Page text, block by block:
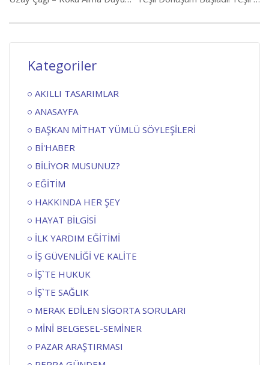
Kategoriler
AKILLI TASARIMLAR
ANASAYFA
BAŞKAN MİTHAT YÜMLÜ SÖYLEŞİLERİ
Bİ'HABER
BİLİYOR MUSUNUZ?
EĞİTİM
HAKKINDA HER ŞEY
HAYAT BİLGİSİ
İLK YARDIM EĞİTİMİ
İŞ GÜVENLİĞİ VE KALİTE
İŞ`TE HUKUK
İŞ`TE SAĞLIK
MERAK EDİLEN SİGORTA SORULARI
MİNİ BELGESEL-SEMİNER
PAZAR ARAŞTIRMASI